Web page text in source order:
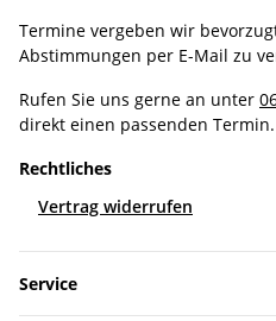
Termine vergeben wir
Abstimmungen per E-Mail zu
Rufen Sie uns gerne an unter
direkt einen passenden Termin.
Rechtliches
Vertrag widerrufen
Service